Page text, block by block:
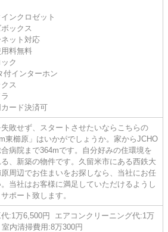
ンクロゼット
ックス
ット対応
料無料
ク
付インターホン
ス
ード決済可
敗せず、スタートさせたいならこちらの
東櫛原」はいかがでしょうか。家からJCHO
病院まで364mです。自分好みの住環境を
、新築の物件です。久留米市にある西鉄大
周辺でお住まいをお探しなら、当社にお任
当社はお客様に満足していただけるようし
ポート致します。
:1万6,500円 エアコンクリーニング代:1万
内清掃費用:8万300円